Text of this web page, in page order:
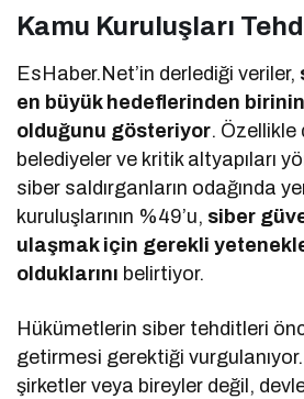
Kamu Kuruluşları
EsHaber.Net’in derlediği veriler,
en büyük hedeflerinden
olduğunu gösteriyor. Özellikle
belediyeler ve kritik altyapıları
siber saldırganların odağında
kuruluşlarının %49’u, siber
ulaşmak için gerekli
olduklarını belirtiyor.
Hükümetlerin siber tehditleri
getirmesi gerektiği
şirketler veya bireyler değil,